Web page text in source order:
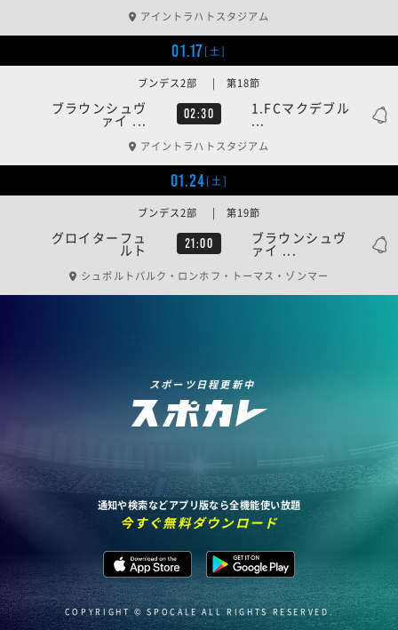
アイントラハトスタジアム
01.17[土]
ブラウンシュヴ
ァイ ... 02:30 1.FCマクデブル
...
ブンデス2部 | 第18節
アイントラハトスタジアム
01.24[土]
グロイターフュ
ルト 21:00 ブラウンシュヴ
ァイ ...
ブンデス2部 | 第19節
シュポルトパルク・ロンホフ・トーマス・ゾンマー
スポーツ日程更新中
通知や検索などアプリ版なら全機能使い放題
今すぐ無料ダウンロード
COPYRIGHT © SPOCALE ALL RIGHTS RESERVED.